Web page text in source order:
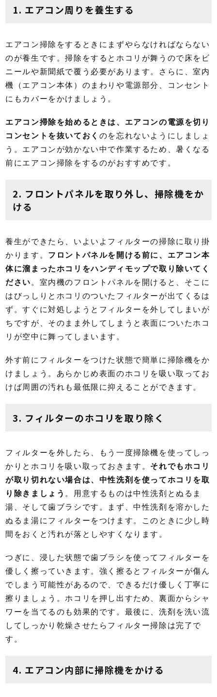
1. エアコン周りを養生する
エアコン掃除をするときにまずやらなければならない
のが養生です。掃除をするとホコリが舞うので床をビ
ニールや新聞紙で覆う必要があります。さらに、室内
機（エアコン本体）のまわりや電源部分、コンセント
にもカバーをかけましょう。
エアコン掃除を始めるときは、エアコンの電源を切り
コンセントを抜いておく のを忘れないようにしましょ
う。エアコンが効かない中で作業するため、暑くなる
前にエアコン掃除をするのがおすすめです。
2. フロントパネルを取り外し、掃除機をか
ける
養生ができたら、いよいよフィルターの掃除に取り掛
かります。 フロントパネルを開ける前に、エアコン本
体に溜まったホコリをハンディモップで取り除いてく
ださい 。室内機のフロントパネルを開けると、そこに
はびっしりとホコリのついたフィルターが出てくるは
ず。すぐに対処しようとフィルターを外してしまいが
ちですが、そのまま外してしまうと表面についたホコ
リが空中に舞ってしまいます。
外す前にフィルターをつけた状態で簡単に掃除機をか
けましょう。あらかじめ表面のホコリを吸い取ってお
けば周囲の汚れも最低限に抑えることができます。
3. フィルターのホコリを取り除く
フィルターを外したら、もう一度掃除機を使ってしっ
かりとホコリを吸い取っておきます。 それでもホコリ
が取り切れない場合は、中性洗剤を使ってホコリを取
り除きましょう 。用意するものは中性洗剤とぬるま
湯、そして歯ブラシです。まず、中性洗剤を溶かした
ぬるま湯にフィルターをつけます。このときに少し時
間をおくと汚れが落としやすくなります。
つぎに、浸した状態で歯ブラシを使ってフィルターを
優しく擦っていきます。強く擦るとフィルターが傷ん
でしまう可能性があるので、できるだけ優しく丁寧に
擦りましょう。ホコリを押し出すため、裏面からシャ
ワーを当てるのも効果的です。最後に、洗剤を洗い流
してしっかり乾燥させたらフィルター掃除は完了で
す。
4. エアコン内部に掃除機をかける